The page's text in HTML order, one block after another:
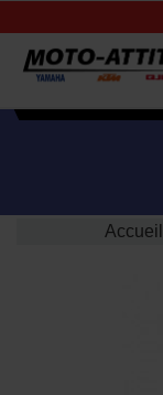
.
Accueil